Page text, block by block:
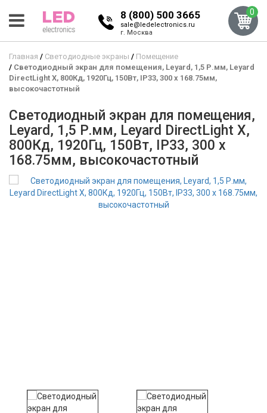
8 (800) 500 3665
sale@ledelectronics.ru
г. Москва
0
Главная Светодиодные экраны
Помещение
Светодиодный экран для помещения, Leyard, 1,5 Р.мм, Leyard
DirectLight X, 800Кд, 1920Гц, 150Вт, IP33, 300 x 168.75мм,
высокочастотный
Светодиодный экран для помещения,
Leyard, 1,5 Р.мм, Leyard DirectLight X,
800Кд, 1920Гц, 150Вт, IP33, 300 x
168.75мм, высокочастотный